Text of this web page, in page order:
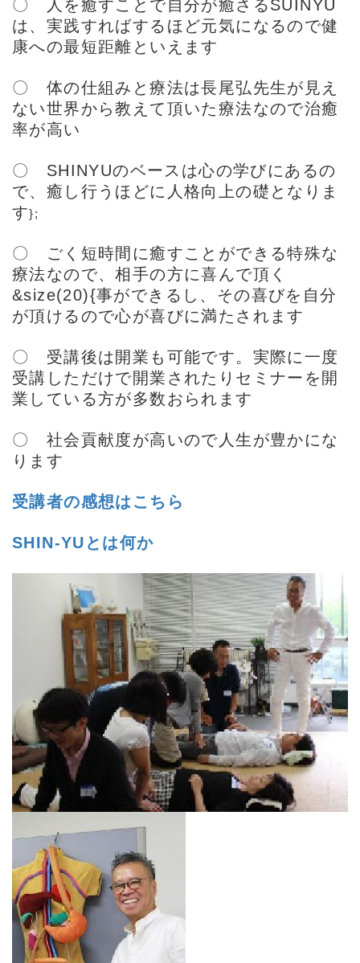
〇 人を癒すことで自分が癒さるSUINYU
は、実践すればするほど元気になるので健
康への最短距離といえます
〇 体の仕組みと療法は長尾弘先生が見え
ない世界から教えて頂いた療法なので治癒
率が高い
〇 SHINYUのベースは心の学びにあるの
で、癒し行うほどに人格向上の礎となりま
す};
〇 ごく短時間に癒すことができる特殊な
療法なので、相手の方に喜んで頂く
&size(20){事ができるし、その喜びを自分
が頂けるので心が喜びに満たされます
〇 受講後は開業も可能です。実際に一度
受講しただけで開業されたりセミナーを開
業している方が多数おられます
〇 社会貢献度が高いので人生が豊かにな
ります
受講者の感想はこちら
SHIN-YUとは何か